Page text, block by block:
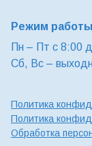
Режим
Пн – Пт с 8:00
Сб, Вс –
Политика
Политика
Обработка